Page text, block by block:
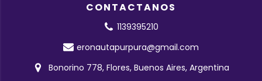
CONTACTANOS
1139395210
eronautapurpura@gmail.com
Bonorino 778, Flores, Buenos Aires, Argentina